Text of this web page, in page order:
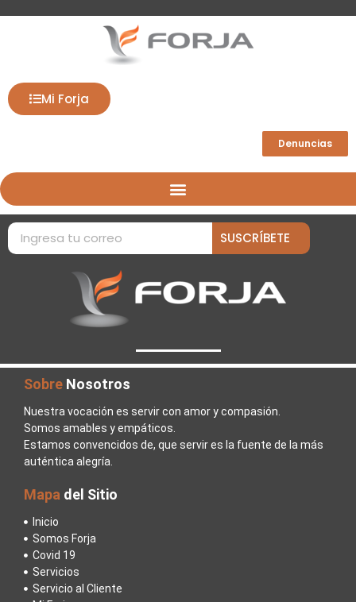
Mi Forja
Denuncias
SUSCRÍBETE
Sobre Nosotros
Nuestra vocación es servir con amor y compasión.
Somos amables y empáticos.
Estamos convencidos de, que servir es la fuente de la más
auténtica alegría.
Mapa del Sitio
Inicio
Somos Forja
Covid 19
Servicios
Servicio al Cliente